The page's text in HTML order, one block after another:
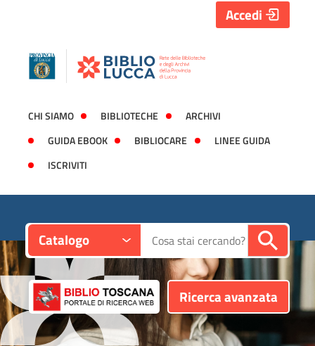
CHI SIAMO BIBLIOTECHE
ARCHIVI
GUIDA EBOOK
BIBLIOCARE
LINEE GUIDA
ISCRIVITI
Accedi
Catalogo Cerca su "Catalogo"
Ricerca avanzata